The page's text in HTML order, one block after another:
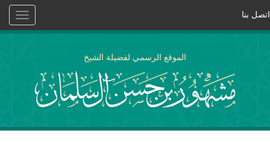
Toggle
اتصل بنا
الموقع الرسمي لفضيلة الشيخ